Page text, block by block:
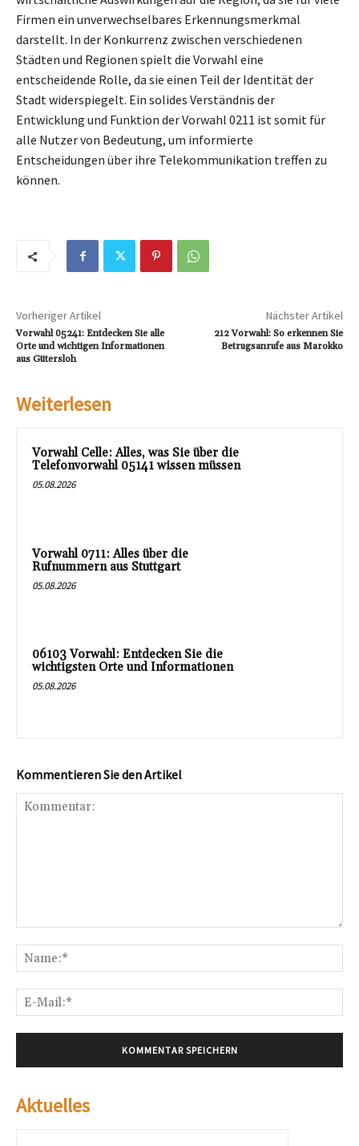
Firmen ein unverwechselbares Erkennungsmerkmal
darstellt. In der Konkurrenz zwischen verschiedenen
Städten und Regionen spielt die Vorwahl eine
entscheidende Rolle, da sie einen Teil der Identität der
Stadt widerspiegelt. Ein solides Verständnis der
Entwicklung und Funktion der Vorwahl 0211 ist somit für
alle Nutzer von Bedeutung, um informierte
Entscheidungen über ihre Telekommunikation treffen zu
können.
Vorheriger Artikel
Vorwahl 05241: Entdecken Sie alle
Orte und wichtigen Informationen
aus Gütersloh
Nächster Artikel
212 Vorwahl: So erkennen Sie
Betrugsanrufe aus Marokko
Weiterlesen
Vorwahl Celle: Alles, was Sie über die
Telefonvorwahl 05141 wissen müssen
05.08.2026
Vorwahl 0711: Alles über die
Rufnummern aus Stuttgart
05.08.2026
06103 Vorwahl: Entdecken Sie die
wichtigsten Orte und Informationen
05.08.2026
Kommentieren Sie den Artikel
Aktuelles